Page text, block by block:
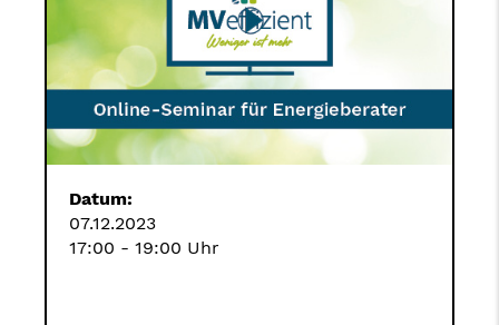
Datum:
07.12.2023
17:00 - 19:00 Uhr